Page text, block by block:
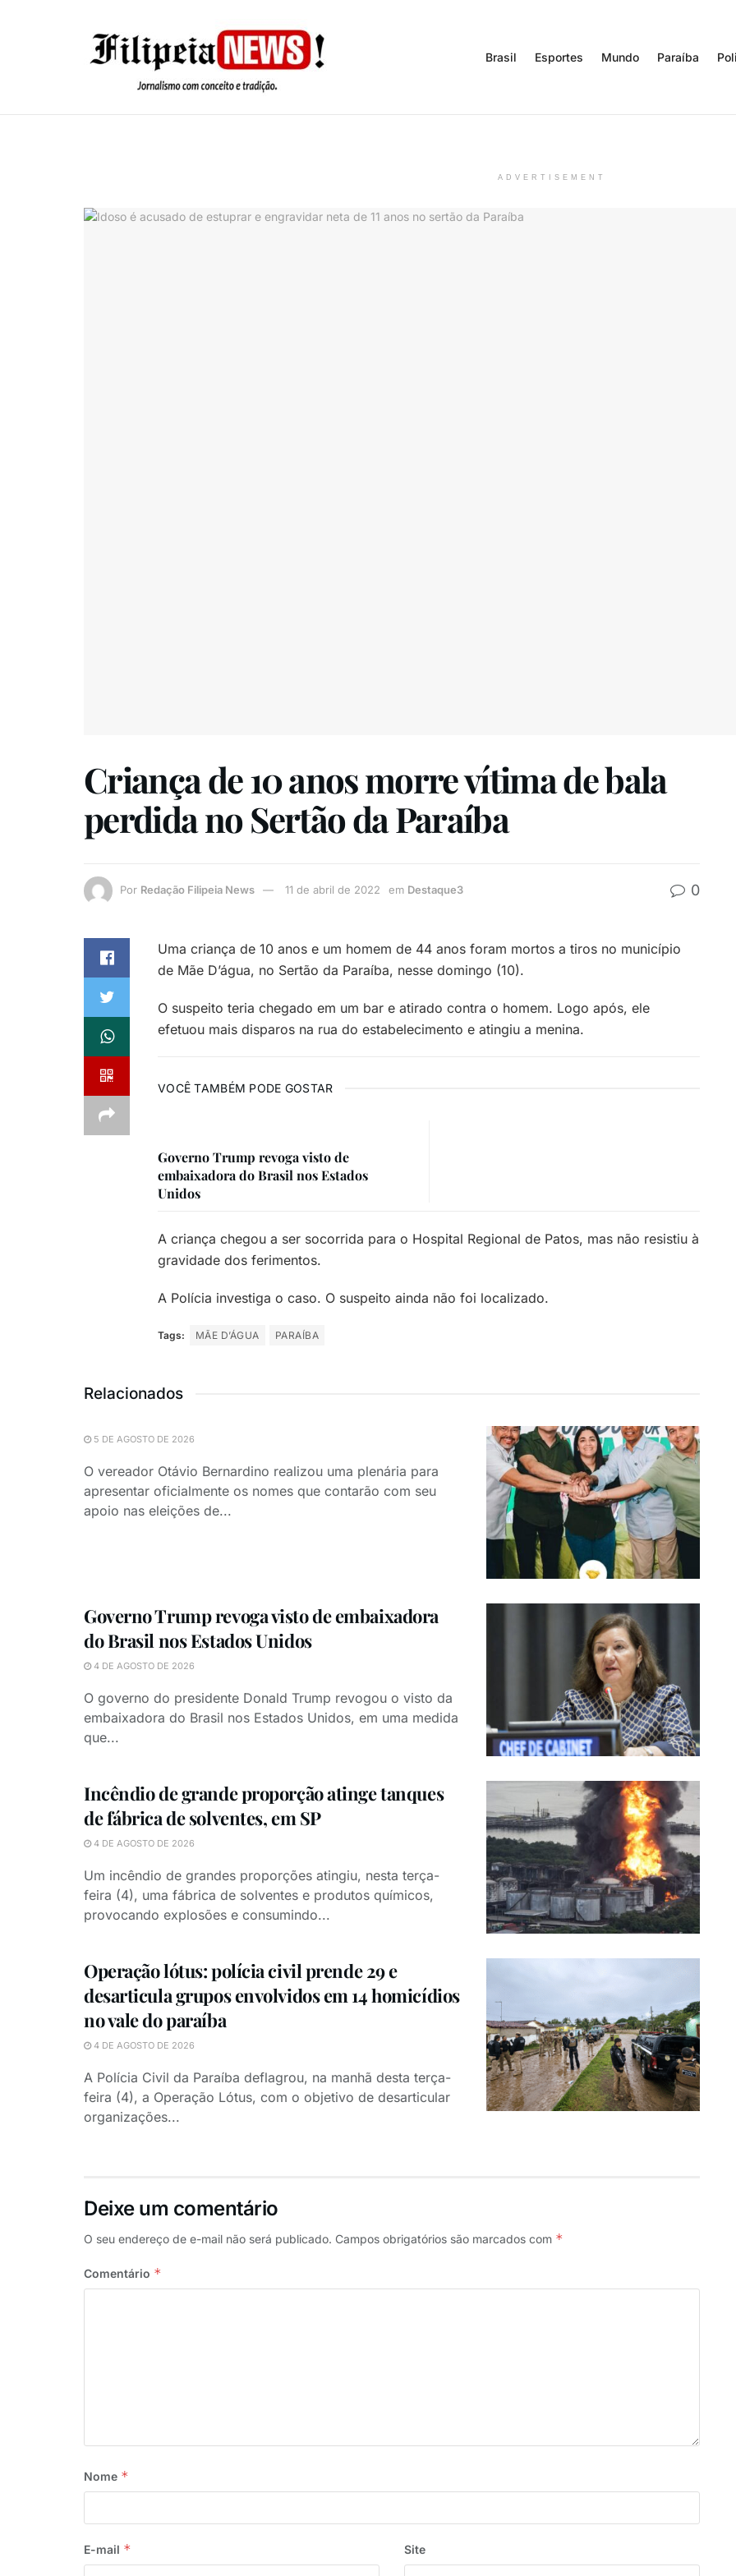
Brasil Esportes Mundo Paraíba
ADVERTISEMENT
Criança de 10 anos morre vítima de bala
perdida no Sertão da Paraíba
Por Redação Filipeia News 11 de abril de 2022 em Destaque3 0
Uma criança de 10 anos e um homem de 44 anos foram mortos a tiros no município
de Mãe D’água, no Sertão da Paraíba, nesse domingo (10).
O suspeito teria chegado em um bar e atirado contra o homem. Logo após, ele
efetuou mais disparos na rua do estabelecimento e atingiu a menina.
VOCÊ TAMBÉM PODE GOSTAR
Governo Trump revoga visto de
embaixadora do Brasil nos Estados
Unidos
A criança chegou a ser socorrida para o Hospital Regional de Patos, mas não resistiu à
gravidade dos ferimentos.
A Polícia investiga o caso. O suspeito ainda não foi localizado.
Tags: MÃE D’ÁGUA PARAÍBA
Relacionados
5 DE AGOSTO DE 2026
O vereador Otávio Bernardino realizou uma plenária para
apresentar oficialmente os nomes que contarão com seu
apoio nas eleições de...
Governo Trump revoga visto de embaixadora
do Brasil nos Estados Unidos
4 DE AGOSTO DE 2026
O governo do presidente Donald Trump revogou o visto da
embaixadora do Brasil nos Estados Unidos, em uma medida
que...
Incêndio de grande proporção atinge tanques
de fábrica de solventes, em SP
4 DE AGOSTO DE 2026
Um incêndio de grandes proporções atingiu, nesta terça-
feira (4), uma fábrica de solventes e produtos químicos,
provocando explosões e consumindo...
Operação lótus: polícia civil prende 29 e
desarticula grupos envolvidos em 14 homicídios
no vale do paraíba
4 DE AGOSTO DE 2026
A Polícia Civil da Paraíba deflagrou, na manhã desta terça-
feira (4), a Operação Lótus, com o objetivo de desarticular
organizações...
Deixe um comentário
O seu endereço de e-mail não será publicado. Campos obrigatórios são marcados com *
Comentário *
Nome *
E-mail * Site